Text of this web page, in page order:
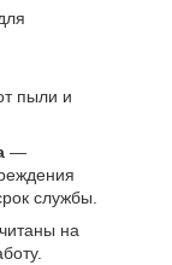
пыли и
—
службы.
на